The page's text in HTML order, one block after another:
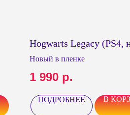
Hogwarts Legacy (PS4,
Новый в пленке
1 990 р.
ПОДРОБНЕЕ В